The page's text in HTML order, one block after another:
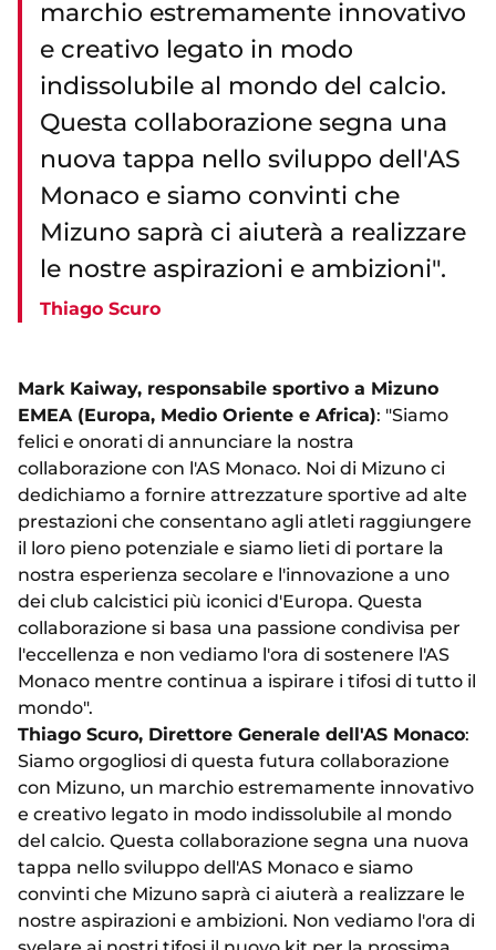
marchio estremamente innovativo
e creativo legato in modo
indissolubile al mondo del calcio.
Questa collaborazione segna una
nuova tappa nello sviluppo dell'AS
Monaco e siamo convinti che
Mizuno saprà ci aiuterà a realizzare
le nostre aspirazioni e ambizioni".
Thiago Scuro
Mark Kaiway, responsabile sportivo a Mizuno
EMEA (Europa, Medio Oriente e Africa): "Siamo
felici e onorati di annunciare la nostra
collaborazione con l'AS Monaco. Noi di Mizuno ci
dedichiamo a fornire attrezzature sportive ad alte
prestazioni che consentano agli atleti raggiungere
il loro pieno potenziale e siamo lieti di portare la
nostra esperienza secolare e l'innovazione a uno
dei club calcistici più iconici d'Europa. Questa
collaborazione si basa una passione condivisa per
l'eccellenza e non vediamo l'ora di sostenere l'AS
Monaco mentre continua a ispirare i tifosi di tutto il
mondo".
Thiago Scuro, Direttore Generale dell'AS Monaco:
Siamo orgogliosi di questa futura collaborazione
con Mizuno, un marchio estremamente innovativo
e creativo legato in modo indissolubile al mondo
del calcio. Questa collaborazione segna una nuova
tappa nello sviluppo dell'AS Monaco e siamo
convinti che Mizuno saprà ci aiuterà a realizzare le
nostre aspirazioni e ambizioni. Non vediamo l'ora di